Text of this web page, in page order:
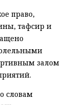
право,
тафсир и
залом
словам